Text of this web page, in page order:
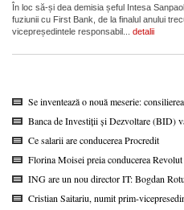
În loc să-și dea demisia șeful Intesa
fuziunii cu First Bank, de la finalul anului
vicepreședintele responsabil... detalii
Se inventează o nouă meserie:
Banca de Investiții și Dezvoltare (BID)
Ce salarii are conducerea Procredit
Florina Moisei preia conducerea Revolut
ING are un nou director IT: Bogdan
Cristian Saitariu, numit prim-